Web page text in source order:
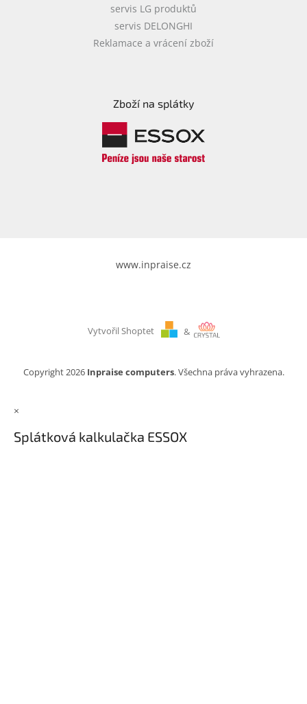
servis LG produktů
servis DELONGHI
Reklamace a vrácení zboží
Zboží na splátky
www.inpraise.cz
Vytvořil Shoptet &
Copyright 2026 Inpraise computers. Všechna práva vyhrazena.
×
Splátková kalkulačka ESSOX